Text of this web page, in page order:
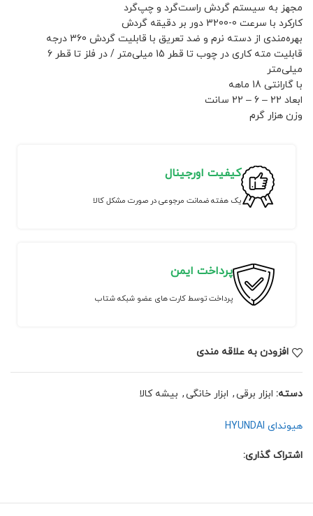
مجهز به سیستم گردش راست‌گرد و چپ‌گرد
کارکرد با سرعت 0-3200 دور بر دقیقه گردش
بهره‌مندی از دسته نرم و ضد تعریق با قابلیت گردش 360 درجه
قابلیت مته کاری در چوب تا قطر 15 میلی‌متر / در فلز تا قطر 6
میلی‌متر
با گارانتی 18 ماهه
ابعاد 22 – 6 – 22 سانت
وزن هزار گرم
کیفیت اورجینال
یک هفته ضمانت مرجوعی در صورت مشکل کالا
پرداخت ایمن
پرداخت توسط کارت های عضو شبکه شتاب
افزودن به علاقه مندی
دسته: ابزار برقی, ابزار خانگی, بیشه کالا
هیوندای HYUNDAI
اشتراک گذاری: